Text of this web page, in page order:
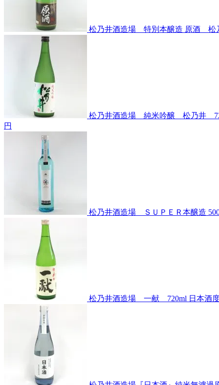
松乃井酒造場 特別本醸造 原酒 松
松乃井酒造場 純米吟醸 松乃井
円
松乃井酒造場 ＳＵＰＥＲ本醸造
松乃井酒造場 一献 720ml 日本酒